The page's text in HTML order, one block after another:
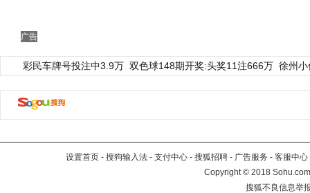
广告
彩民车牌号投注中3.9万 双色球148期开奖:头奖11注666万 徐州
设置首页 - 搜狗输入法 - 支付中心 - 搜狐招聘 - 广告服务 - 客服中心
Copyright©2018
搜狐不良信息举